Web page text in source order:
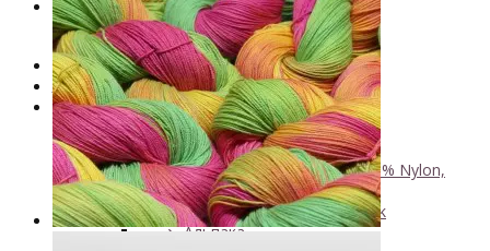
. . .
Книги по окрашиванию пряжи
Лимитированная коллекция пряжи
Пряжа ручного крашения VizEll+
- Luxury Collection
- Кид мохер, альпака+
↘ KidLace, 70% Kid Mohair 30% Nylon,
450м/50г
↘ KidSilk, Super Kid Mohair Silk
↘ Альпака